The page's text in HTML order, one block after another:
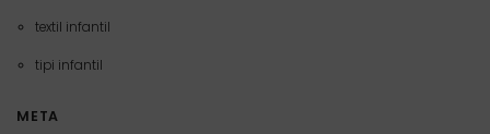
textil infantil
tipi infantil
META